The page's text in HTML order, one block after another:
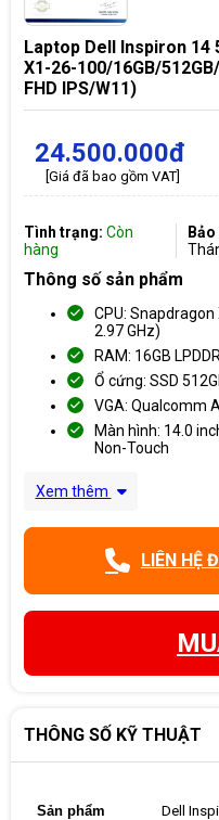
Laptop Dell Inspiron 14
X1-26-100/16GB/
FHD IPS/W11)
24.500.000đ
[Giá đã bao gồm VAT]
Tình trạng: Còn
hàng
Thông số sản phẩm
CPU:
2.97 GHz)
RAM: 16GB
Ổ cứng: SSD
VGA: Qualcomm
Màn hình: 14.0
Non-Touch
Xem thêm
LIÊN HỆ
THÔNG SỐ KỸ THUẬT
Sản phẩm Dell